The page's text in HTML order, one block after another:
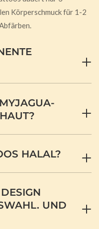
Körperschmuck für 1-2
HALAL?
UND